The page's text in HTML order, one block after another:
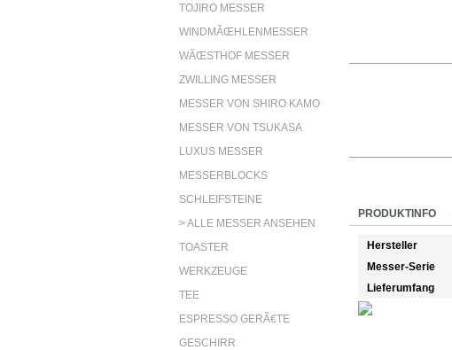
TOJIRO MESSER
WINDMÃŒHLENMESSER
WÃŒSTHOF MESSER
ZWILLING MESSER
MESSER VON SHIRO KAMO
MESSER VON TSUKASA
LUXUS MESSER
MESSERBLOCKS
SCHLEIFSTEINE
> ALLE MESSER ANSEHEN
TOASTER
WERKZEUGE
TEE
ESPRESSO GERÃ€TE
GESCHIRR
PRODUKTINFO
Hersteller
Messer-Serie
Lieferumfang